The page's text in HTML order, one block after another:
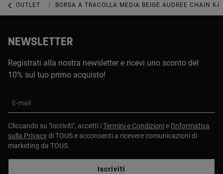
OUTLET OUTLET BORSE
BORSA A TRACOLLA MEDIA BEIGE AUDREE CHAIN
NEWSLETTER
Registrati alla nostra newsletter e ricevi uno sconto del
10% sul tuo primo acquisto!
E-mail
Cliccando su "Iscriviti", accetti iTermini e Condizionie l'Informativa
sulla Privacydi TOUS e acconsenti a ricevere comunicazioni di
marketing da TOUS.
Iscriviti